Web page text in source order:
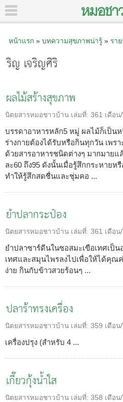
หน้าแรก» บทความสุขภาพน่ารู้» รา
ริญ เจริญศิริ
ผลไม้สร้างสุขภาพ
นิตยสารหมอชาวบ้าน เล่มที่: 361 เดือน
บรรดาอาหารหลัก5 หมู่ ผลไม้ก็เป็น
ร่างกายต้องได้รับหรือกินทุกวัน เพร
ด้วยสารอาหารชนิดต่างๆ มากมายแ
ละ60 ถึง95 ดังนั้นเมื่อรู้สึกกระหาย
ทำให้รู้สึกสดชื่นและชุ่มคอ ...
ยำปลากระป๋อง
นิตยสารหมอชาวบ้าน เล่มที่: 361 เดือน
ยำปลาซาร์ดีนในซอสมะเขือเทศเป็
เทศและสมุนไพรลงไปเพื่อให้ได้คุณ
ง่าย กินกับข้าวสวยร้อนๆ ...
ปลาร้าทรงเครื่อง
นิตยสารหมอชาวบ้าน เล่มที่: 359 เดือน
เครื่องปรุง (สำหรับ 4 ...
เกี๊ยวกุ้งน้ำใส
นิตยสารหมอชาวบ้าน เล่มที่: 358 เดือน